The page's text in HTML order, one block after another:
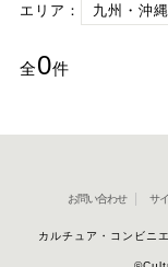
エリア：
九州・沖縄
全0件
お問い合わせ サ
カルチュア・コンビ